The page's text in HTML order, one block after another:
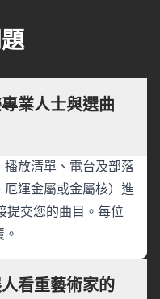
業人士與選曲
放清單、電台及部落
運金屬或金屬核）進
提交您的曲目。每位
看重藝術家的